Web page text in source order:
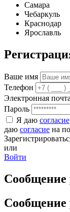
Самара
Чебаркуль
Краснодар
Ярославль
Ваше имя
Телефон
Электронная почта
Пароль
Я даю согласие
даю согласие на
или
Войти
Сообщение
Сообщение